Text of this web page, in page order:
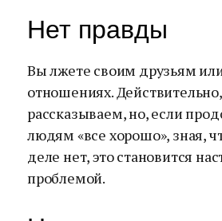
Нет правды
Вы лжете своим друзьям
отношениях.
рассказываем, но, если
людям «все хорошо», зная,
деле нет, это становится
проблемой.